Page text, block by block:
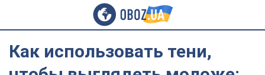
Как использовать тени,